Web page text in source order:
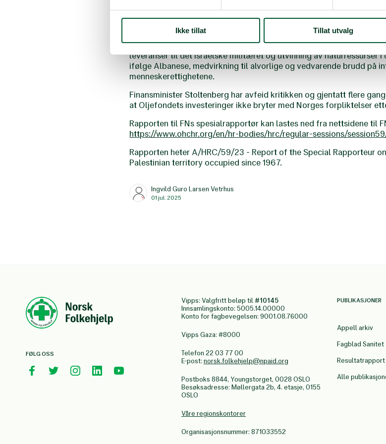
Ikke tillat Tillat utvalg
Den internasjonale domstolen (ICJ) og Den internasjonale
til å trekke seg ut av en rekke navngitte selskaper som er involvert
Rapporten dokumenterer hvordan selskapene deltar i bygging og
leveranser til det israelske militæret og utvinning av naturressurser i
ifølge Albanese, medvirkning til alvorlige og vedvarende brudd på
menneskerettighetene.
Finansminister Stoltenberg har avfeid kritikken og gjentatt flere
at Oljefondets investeringer ikke bryter med Norges forpliktelser
Rapporten til FNs spesialrapportør kan lastes ned fra nettsidene til
https://www.ohchr.org/en/hr-bodies/hrc/regular-sessions/
Rapporten heter A/HRC/59/23 - Report of the Special Rapporteur
Palestinian territory occupied since 1967.
Ingvild Guro Larsen Vetrhus
01 jul. 2025
FØLG OSS
Vipps: Valgfritt beløp til #10145
Innsamlingskonto: 5005.14.00000
Konto for fagbevegelsen: 9001.08.76000
Vipps Gaza: #8000
Telefon 22 03 77 00
E-post: norsk.folkehjelp@npaid.org
Postboks 8844, Youngstorget, 0028 OSLO
Besøksadresse: Møllergata 2b, 4. etasje, 0155
OSLO
Våre regionskontorer
Organisasjonsnummer: 871033552
PUBLIKASJONER
Appell arkiv
Fagblad Sanitet
Resultatrapport
Alle